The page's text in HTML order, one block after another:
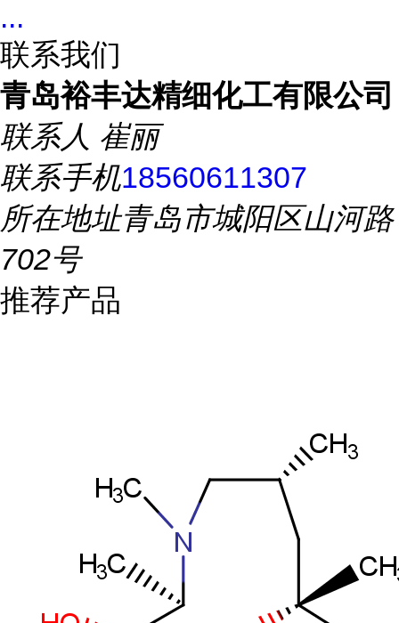
...
联系我们
青岛裕丰达精细化工有限公司
联系人 崔丽
联系手机18560611307
所在地址青岛市城阳区山河路
702号
推荐产品